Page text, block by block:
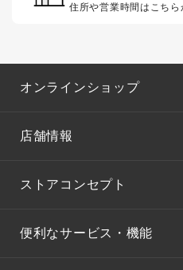
住所や営業時間はこちら
オンラインショップ
店舗情報
ストアコンセプト
便利なサービス・機能